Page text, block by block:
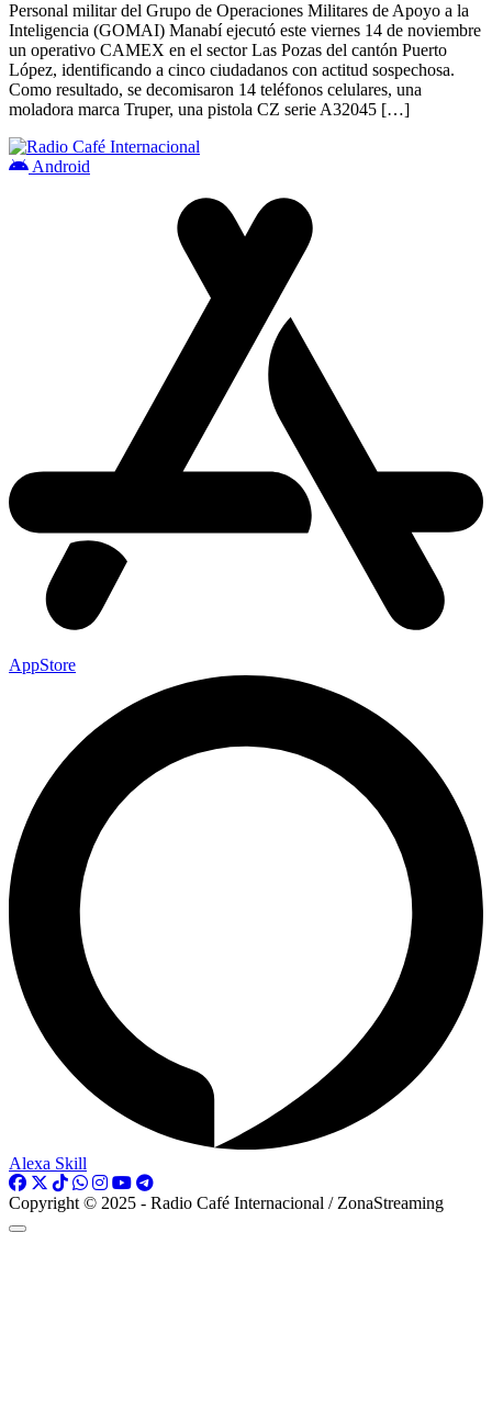
Personal militar del Grupo de Operaciones Militares de Apoyo a la
Inteligencia (GOMAI) Manabí ejecutó este viernes 14 de noviembre
un operativo CAMEX en el sector Las Pozas del cantón Puerto
López, identificando a cinco ciudadanos con actitud sospechosa.
Como resultado, se decomisaron 14 teléfonos celulares, una
moladora marca Truper, una pistola CZ serie A32045 […]
Android
AppStore
Alexa Skill
Copyright © 2025 - Radio Café Internacional / ZonaStreaming